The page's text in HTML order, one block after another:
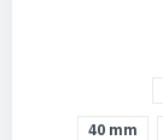
40 mm